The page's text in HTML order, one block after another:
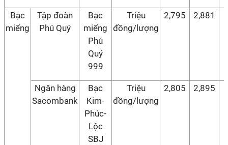
Bạc
miếng
Tập đoàn
Phú Quý
Bạc
miếng
Phú
Quý
999
Triệu
đồng/lượng
2,795 2,881
Ngân hàng
Sacombank
Bạc
Kim-
Phúc-
Lộc
SBJ
Triệu
đồng/lượng
2,805 2,895